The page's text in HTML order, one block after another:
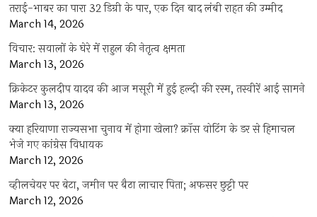
तराई-भाबर का पारा 32 डिग्री के पार, एक दिन बाद लंबी राहत की उम्मीद
March 14, 2026
विचार: सवालों के घेरे में राहुल की नेतृत्व क्षमता
March 13, 2026
क्रिकेटर कुलदीप यादव की आज मसूरी में हुई हल्दी की रस्म, तस्वीरें आई सामने
March 13, 2026
क्या हरियाणा राज्यसभा चुनाव में होगा खेला? क्रॉस वोटिंग के डर से हिमाचल
भेजे गए कांग्रेस विधायक
March 12, 2026
व्हीलचेयर पर बेटा, जमीन पर बैठा लाचार पिता; अफसर छुट्टी पर
March 12, 2026